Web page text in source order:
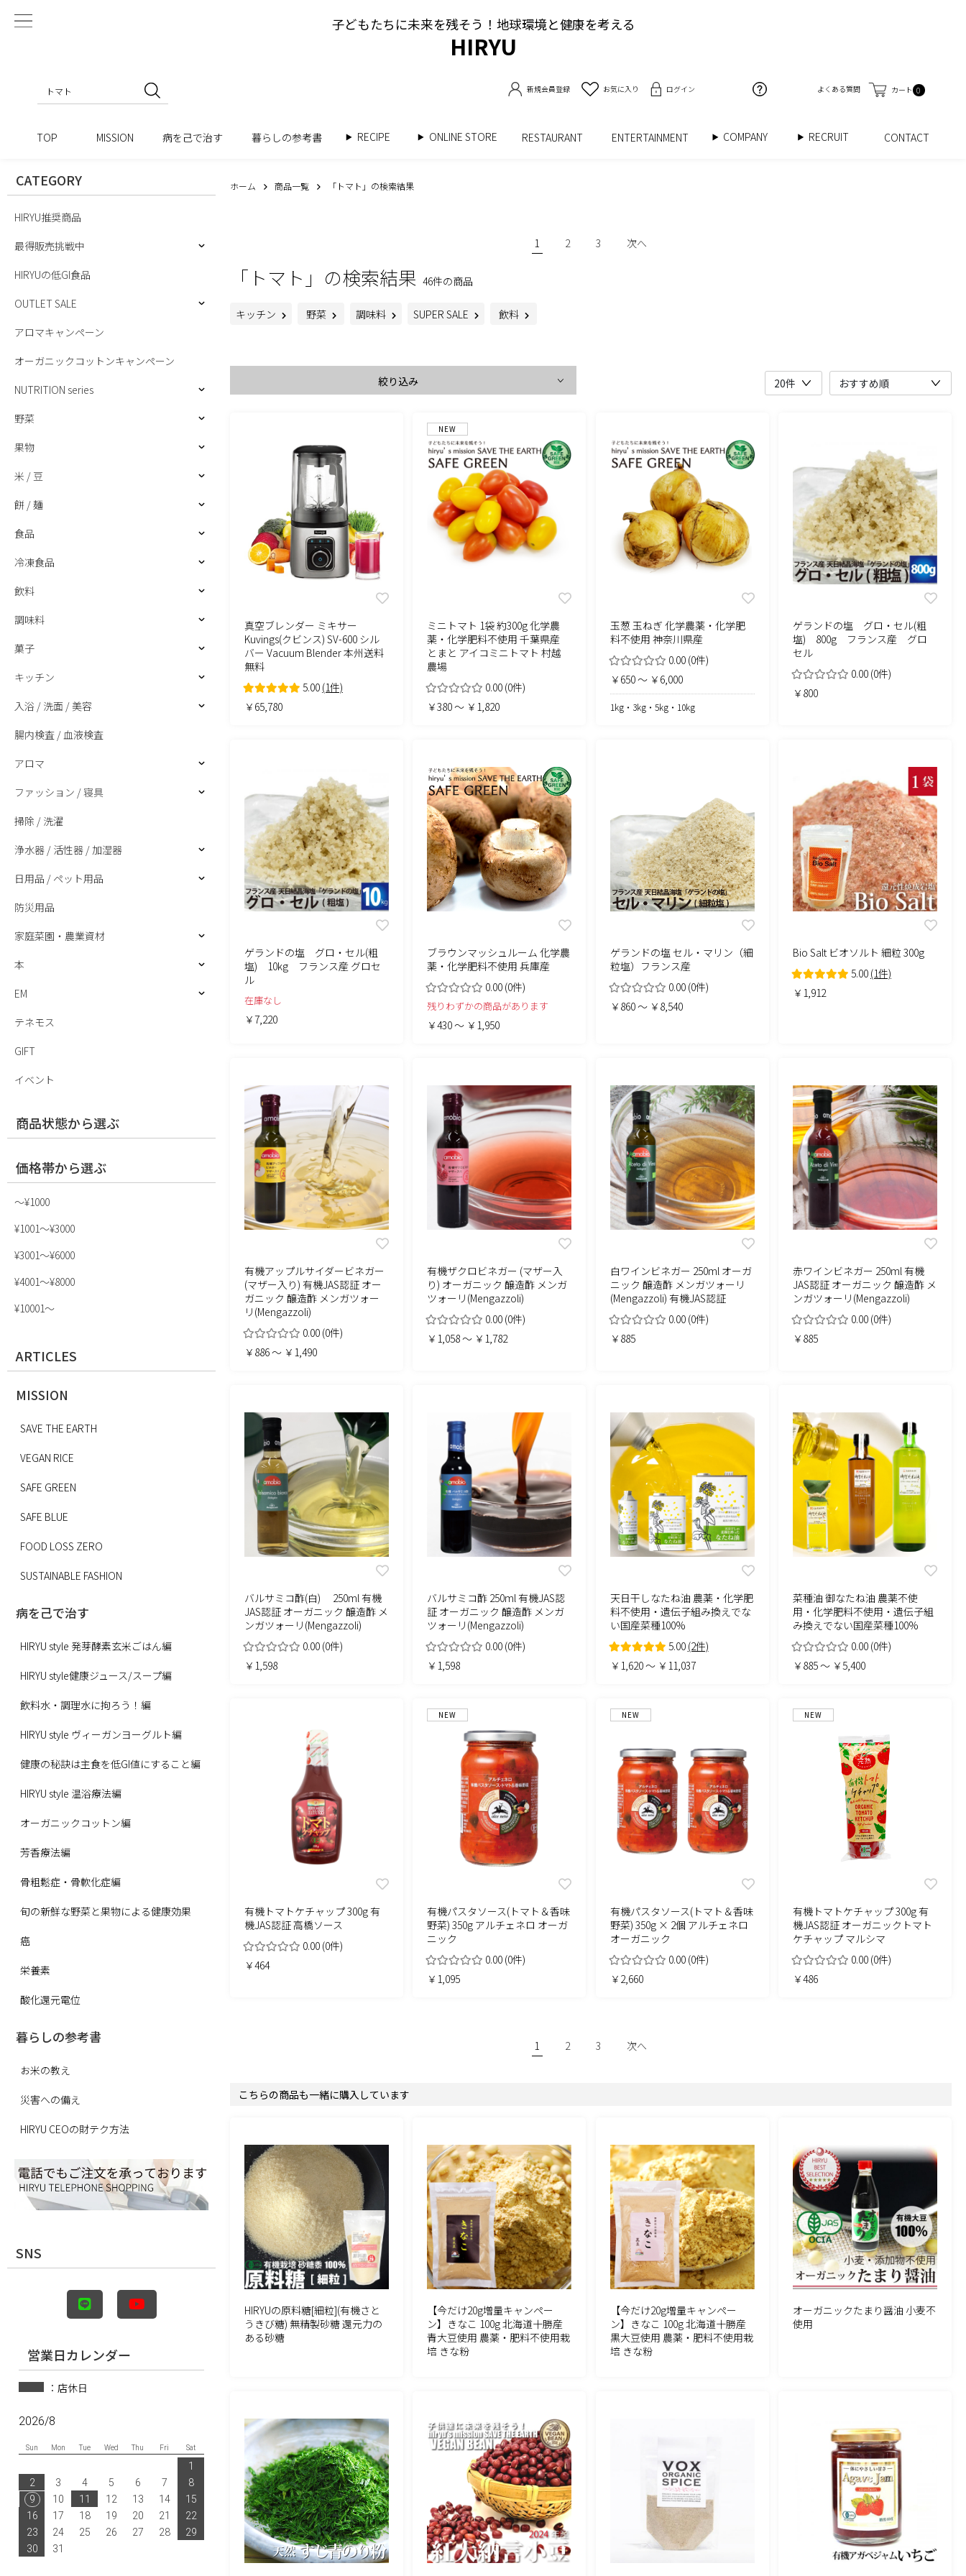
子どもたちに未来を残そう！地球環境と健康を考える
HIRYU
新規会員登録 お気に入り ログイン よくある質問 カート 0
TOP MISSION 病を己で治す 暮らしの参考書 RECIPE ONLINE STORE RESTAURANT ENTERTAINMENT COMPANY RECRUIT CONTACT
CATEGORY
HIRYU推奨商品
最得販売挑戦中
HIRYUの低GI食品
OUTLET SALE
アロマキャンペーン
オーガニックコットンキャンペーン
NUTRITION series
野菜
果物
米 / 豆
餅 / 麺
食品
冷凍食品
飲料
調味料
菓子
キッチン
入浴 / 洗面 / 美容
腸内検査 / 血液検査
アロマ
ファッション / 寝具
掃除 / 洗濯
浄水器 / 活性器 / 加湿器
日用品 / ペット用品
防災用品
家庭菜園・農業資材
本
EM
テネモス
GIFT
イベント
商品状態から選ぶ
価格帯から選ぶ
〜¥1000
¥1001〜¥3000
¥3001〜¥6000
¥4001〜¥8000
¥10001〜
ARTICLES
MISSION
SAVE THE EARTH
VEGAN RICE
SAFE GREEN
SAFE BLUE
FOOD LOSS ZERO
SUSTAINABLE FASHION
病を己で治す
HIRYU style 発芽酵素玄米ごはん編
HIRYU style健康ジュース/スープ編
飲料水・調理水に拘ろう！編
HIRYU style ヴィーガンヨーグルト編
健康の秘訣は主食を低GI値にすること編
HIRYU style 温浴療法編
オーガニックコットン編
芳香療法編
骨粗鬆症・骨軟化症編
旬の新鮮な野菜と果物による健康効果
癌
栄養素
酸化還元電位
暮らしの参考書
お米の教え
災害への備え
HIRYU CEOの財テク方法
SNS
営業日カレンダー
：店休日
2026/8
Sun Mon Tue Wed Thu Fri Sat
1
2
3 4 5 6 7
8
9
10 11 12 13 14
15
16
17 18 19 20 21
22
23
24 25 26 27 28
29
30
31
ホーム 商品一覧 「トマト」の検索結果
1 2 3 次へ
「トマト」の検索結果 46件の商品
キッチン 野菜 調味料 SUPER SALE 飲料
絞り込み
真空ブレンダー ミキサー
Kuvings(クビンス) SV-600 シル
バー Vacuum Blender 本州送料
無料
5.00 (1件)
￥65,780
NEW
ミニトマト 1袋 約300g 化学農
薬・化学肥料不使用 千葉県産
とまと アイコミニトマト 村越
農場
0.00 (0件)
￥380 ～ ￥1,820
玉葱 玉ねぎ 化学農薬・化学肥
料不使用 神奈川県産
0.00 (0件)
￥650 ～ ￥6,000
1kg・3kg・5kg・10kg
ゲランドの塩 グロ・セル(粗
塩) 800g フランス産 グロ
セル
0.00 (0件)
￥800
ゲランドの塩 グロ・セル(粗
塩) 10kg フランス産 グロセ
ル
在庫なし
￥7,220
ブラウンマッシュルーム 化学農
薬・化学肥料不使用 兵庫産
0.00 (0件)
残りわずかの商品があります
￥430 ～ ￥1,950
ゲランドの塩 セル・マリン（細
粒塩）フランス産
0.00 (0件)
￥860 ～ ￥8,540
Bio Salt ビオソルト 細粒 300g
5.00 (1件)
￥1,912
有機アップルサイダービネガー
(マザー入り) 有機JAS認証 オー
ガニック 醸造酢 メンガツォー
リ(Mengazzoli)
0.00 (0件)
￥886 ～ ￥1,490
有機ザクロビネガー (マザー入
り) オーガニック 醸造酢 メンガ
ツォーリ(Mengazzoli)
0.00 (0件)
￥1,058 ～ ￥1,782
白ワインビネガー 250ml オーガ
ニック 醸造酢 メンガツォーリ
(Mengazzoli) 有機JAS認証
0.00 (0件)
￥885
赤ワインビネガー 250ml 有機
JAS認証 オーガニック 醸造酢 メ
ンガツォーリ(Mengazzoli)
0.00 (0件)
￥885
バルサミコ酢(白) 250ml 有機
JAS認証 オーガニック 醸造酢 メ
ンガツォーリ(Mengazzoli)
0.00 (0件)
￥1,598
バルサミコ酢 250ml 有機JAS認
証 オーガニック 醸造酢 メンガ
ツォーリ(Mengazzoli)
0.00 (0件)
￥1,598
天日干しなたね油 農薬・化学肥
料不使用・遺伝子組み換えでな
い国産菜種100%
5.00 (2件)
￥1,620 ～ ￥11,037
菜種油 御なたね油 農薬不使
用・化学肥料不使用・遺伝子組
み換えでない国産菜種100%
0.00 (0件)
￥885 ～ ￥5,400
有機トマトケチャップ 300g 有
機JAS認証 高橋ソース
0.00 (0件)
￥464
NEW
有機パスタソース(トマト＆香味
野菜) 350g アルチェネロ オーガ
ニック
0.00 (0件)
￥1,095
NEW
有機パスタソース(トマト＆香味
野菜) 350g × 2個 アルチェネロ
オーガニック
0.00 (0件)
￥2,660
NEW
有機トマトケチャップ 300g 有
機JAS認証 オーガニックトマト
ケチャップ マルシマ
0.00 (0件)
￥486
1 2 3 次へ
こちらの商品も一緒に購入しています
HIRYUの原料糖[細粒](有機さと
うきび糖) 無精製砂糖 還元力の
ある砂糖
【今だけ20g増量キャンペー
ン】きなこ 100g 北海道十勝産
青大豆使用 農薬・肥料不使用栽
培 きな粉
【今だけ20g増量キャンペー
ン】きなこ 100g 北海道十勝産
黒大豆使用 農薬・肥料不使用栽
培 きな粉
オーガニックたまり醤油 小麦不
使用